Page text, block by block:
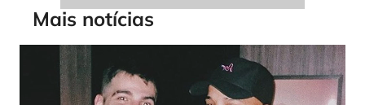
Mais notícias